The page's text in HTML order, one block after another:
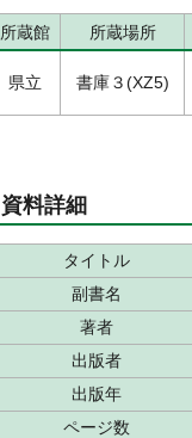
所蔵館 所蔵場所
県立 書庫３(XZ5)
資料詳細
タイトル
副書名
著者
出版者
出版年
ページ数